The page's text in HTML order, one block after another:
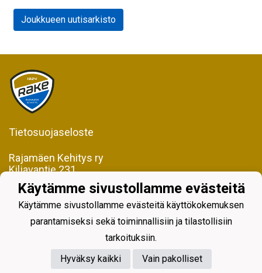
Joukkueen uutisarkisto
Tietosuojaseloste
Rajamäen Kehitys ry
Kiljavantie 231
05200 Rajamäki
Y-tunnus 0598128-2
Käytämme sivustollamme evästeitä
Käytämme sivustollamme evästeitä käyttökokemuksen
parantamiseksi sekä toiminnallisiin ja tilastollisiin
tarkoituksiin.
Hyväksy kaikki
Vain pakolliset